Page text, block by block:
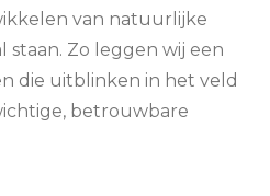
van natuurlijke
Zo leggen wij een
die uitblinken in het veld
betrouwbare